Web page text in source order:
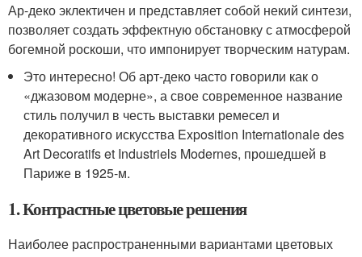
Ар-деко эклектичен и представляет собой некий синтези,
позволяет создать эффектную обстановку с атмосферой
богемной роскоши, что импонирует творческим натурам.
Это интересно! Об арт-деко часто говорили как о
«джазовом модерне», а свое современное название
стиль получил в честь выставки ремесел и
декоративного искусства Exposition Internationale des
Art Decoratifs et Industriels Modernes, прошедшей в
Париже в 1925-м.
1. Контрастные цветовые решения
Наиболее распространенными вариантами цветовых